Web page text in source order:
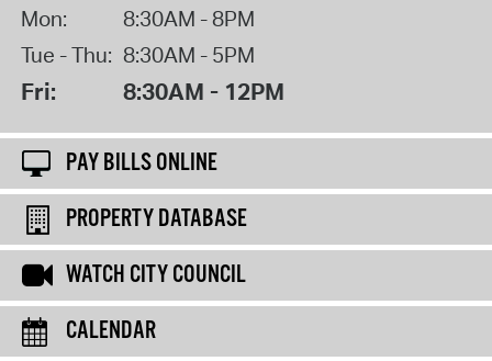
Mon:
8:30AM - 8PM
Tue - Thu: 8:30AM - 5PM
Fri: 8:30AM - 12PM
PAY BILLS ONLINE
PROPERTY DATABASE
WATCH CITY COUNCIL
CALENDAR